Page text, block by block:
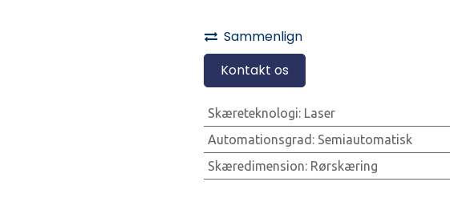
Sammenlign
Kontakt os
Skæreteknologi: Laser
Automationsgrad : Semiautomatisk
Skæredimension: Rørskæring